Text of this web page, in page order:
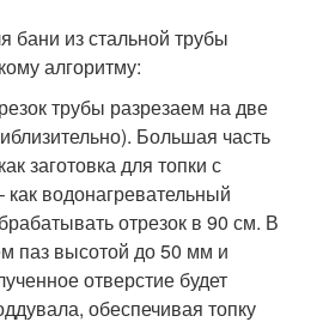
бани из стальной трубы
алгоритму:
трубы разрезаем на две
Большая часть
заготовка для топки с
водонагревательный
отрезок в 90 см. В
паз высотой до 50 мм и
отверстие будет
обеспечивая топку